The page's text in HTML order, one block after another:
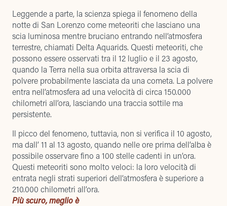
Leggende a parte, la scienza spiega il fenomeno della
notte di San Lorenzo come meteoriti che lasciano una
scia luminosa mentre bruciano entrando nell’atmosfera
terrestre, chiamati Delta Aquarids. Questi meteoriti, che
possono essere osservati tra il 12 luglio e il 23 agosto,
quando la Terra nella sua orbita attraversa la scia di
polvere probabilmente lasciata da una cometa. La polvere
entra nell’atmosfera ad una velocità di circa 150.000
chilometri all’ora, lasciando una traccia sottile ma
persistente.
Il picco del fenomeno, tuttavia, non si verifica il 10 agosto,
ma dall’ 11 al 13 agosto, quando nelle ore prima dell’alba è
possibile osservare fino a 100 stelle cadenti in un’ora.
Questi meteoriti sono molto veloci: la loro velocità di
entrata negli strati superiori dell’atmosfera è superiore a
210.000 chilometri all’ora.
Più scuro, meglio è